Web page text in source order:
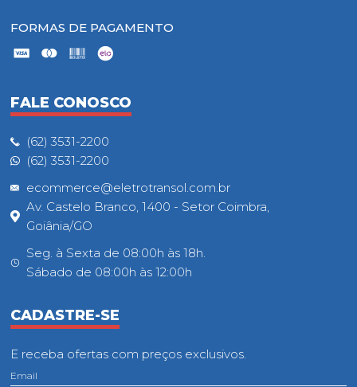
FORMAS DE PAGAMENTO
FALE CONOSCO
(62) 3531-2200
(62) 3531-2200
ecommerce@eletrotransol.com.br
Av. Castelo Branco, 1400 - Setor Coimbra,
Goiânia/GO
Seg. à Sexta de 08:00h às 18h.
Sábado de 08:00h às 12:00h
CADASTRE-SE
E receba ofertas com preços exclusivos.